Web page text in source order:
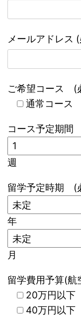
メールアドレス
ご希望コース (
通常コース
コース予定期
週
留学予定時期 (
年
月
留学費用予算(航
20万円以下
40万円以下